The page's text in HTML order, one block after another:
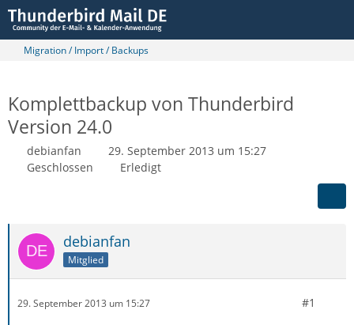
Migration / Import / Backups
Komplettbackup von Thunderbird
Version 24.0
debianfan
29. September 2013 um 15:27
Geschlossen
Erledigt
debianfan
Mitglied
29. September 2013 um 15:27 #1